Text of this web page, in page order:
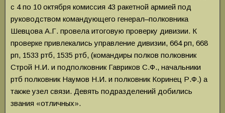
с 4 по 10 октября комиссия 43 ракетной армией под
руководством командующего генерал–полковника
Шевцова А.Г. провела итоговую проверку дивизии. К
проверке привлекались управление дивизии, 664 рп, 668
рп, 1533 ртб, 1535 ртб, (командиры полков полковник
Строй Н.И. и подполковник Гавриков С.Ф., начальники
ртб полковник Наумов Н.И. и полковник Коринец Р.Ф.) а
также узел связи. Девять подразделений добились
звания «отличных».